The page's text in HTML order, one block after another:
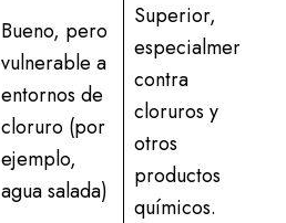
Bueno, pero
vulnerable a
entornos de
cloruro (por
ejemplo,
agua salada)
Superior,
especialmente
contra
cloruros y
otros
productos
químicos.